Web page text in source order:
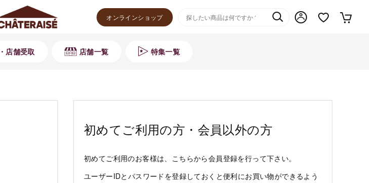
オンラインショップ
店舗受取 店舗一覧 特集一覧
初めてご利用の方・会員以外の方
初めてご利用のお客様は、こちらから会員登録を行って下さい。
ユーザーIDとパスワードを登録しておくと便利にお買い物ができるよう